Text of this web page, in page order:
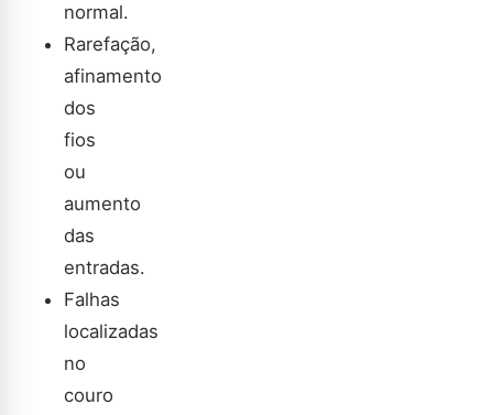
normal.
Rarefação,
afinamento
dos
fios
ou
aumento
das
entradas.
Falhas
localizadas
no
couro